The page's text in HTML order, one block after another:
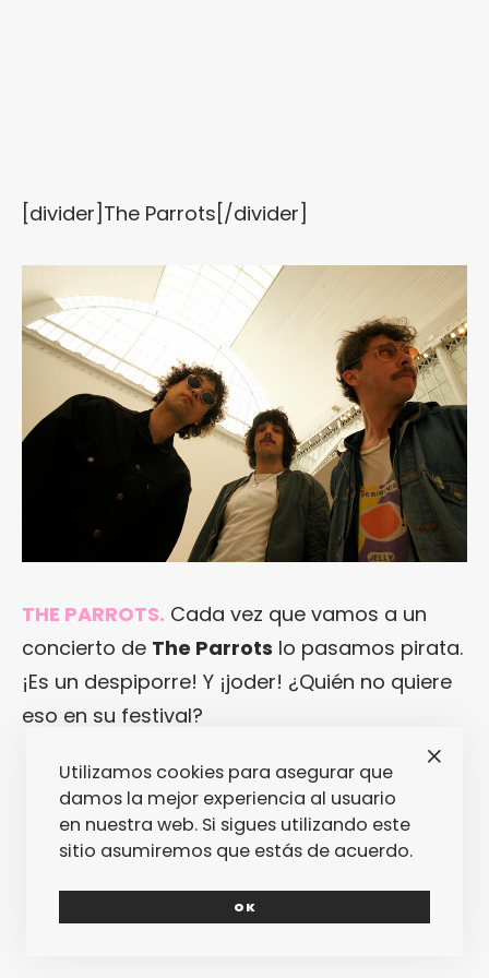
[divider]The Parrots[/divider]
THE PARROTS. Cada vez que vamos a un
concierto de The Parrots lo pasamos pirata.
¡Es un despiporre! Y ¡joder! ¿Quién no quiere
eso en su festival?
Utilizamos cookies para asegurar que
damos la mejor experiencia al usuario
en nuestra web. Si sigues utilizando este
sitio asumiremos que estás de acuerdo.
OK